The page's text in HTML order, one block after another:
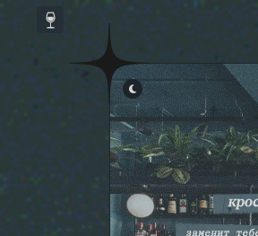
НАСТРОЙКА СКРИПТОВ ▾
КАСТОМНЫЕ СКРИПТЫ
▾
ССЫЛКИ В НАВИГАЦИИ ФОРУМА ▾
ПО УМОЛЧАНИЮ